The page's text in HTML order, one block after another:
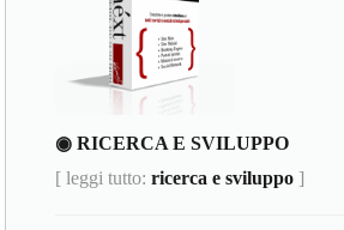
◉ RICERCA E SVILUPPO
[ leggi tutto:ricerca e sviluppo ]